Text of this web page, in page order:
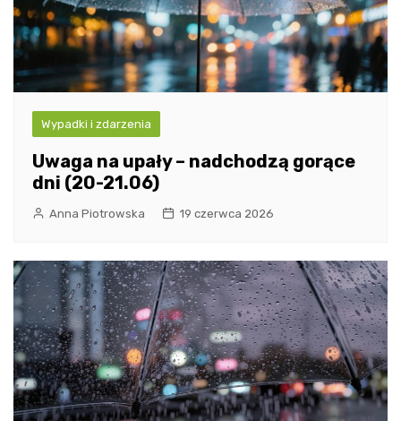
Wypadki i zdarzenia
Uwaga na upały – nadchodzą gorące
dni (20-21.06)
Anna Piotrowska 19 czerwca 2026